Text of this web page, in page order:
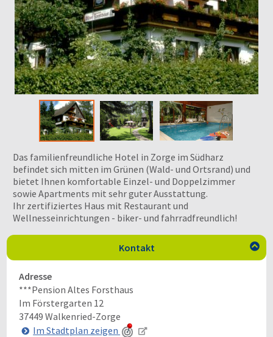
Das familienfreundliche Hotel in Zorge im Südharz
befindet sich mitten im Grünen (Wald- und Ortsrand) und
bietet Ihnen komfortable Einzel- und Doppelzimmer
sowie Apartments mit sehr guter Ausstattung.
Ihr zertifiziertes Haus mit Restaurant und
Wellnesseinrichtungen - biker- und fahrradfreundlich!
Kontakt 
Adresse
***Pension Altes Forsthaus
Im Förstergarten 12
37449 Walkenried-Zorge
Im Stadtplan zeigen